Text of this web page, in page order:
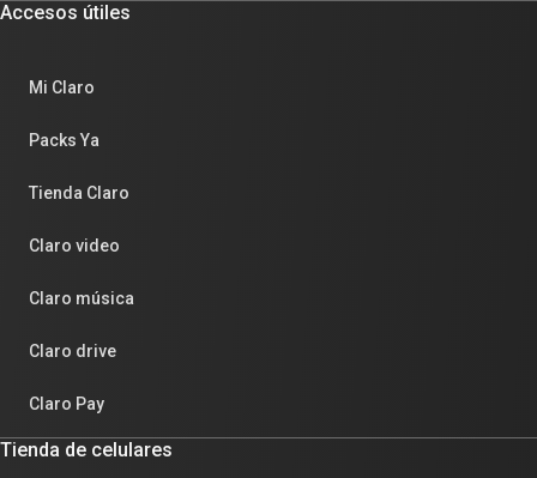
Accesos útiles
Mi Claro
Packs Ya
Tienda Claro
Claro video
Claro música
Claro drive
Claro Pay
Tienda de celulares